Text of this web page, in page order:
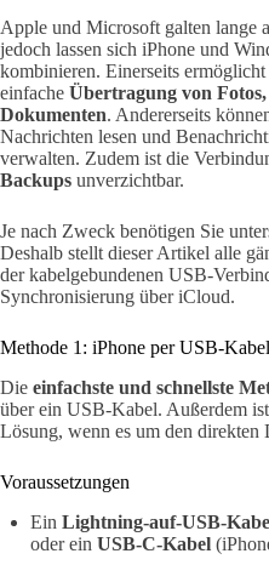
Apple und Microsoft galten lange
jedoch lassen sich iPhone und
kombinieren. Einerseits
einfache Übertragung von
Dokumenten. Andererseits
Nachrichten lesen und
verwalten. Zudem ist die
Backups unverzichtbar.
Je nach Zweck benötigen Sie
Deshalb stellt dieser Artikel alle
der kabelgebundenen USB-
Synchronisierung über iCloud.
Methode 1: iPhone per USB-
Die einfachste und schnellste
über ein USB-Kabel. Außerdem
Lösung, wenn es um den direkten
Voraussetzungen
Ein Lightning-auf-USB-
oder ein USB-C-Kabel